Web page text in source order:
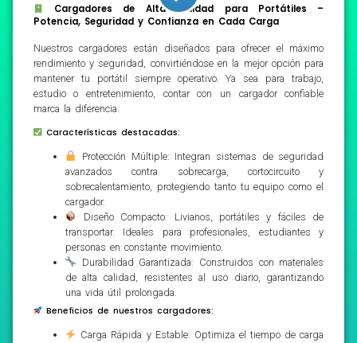
Cargadores de Alta Calidad para Portátiles –
Potencia, Seguridad y Confianza en Cada Carga
Nuestros cargadores están diseñados para ofrecer el máximo
rendimiento y seguridad, convirtiéndose en la mejor opción para
mantener tu portátil siempre operativo. Ya sea para trabajo,
estudio o entretenimiento, contar con un cargador confiable
marca la diferencia.
Características destacadas:
Protección Múltiple: Integran sistemas de seguridad
avanzados contra sobrecarga, cortocircuito y
sobrecalentamiento, protegiendo tanto tu equipo como el
cargador.
Diseño Compacto: Livianos, portátiles y fáciles de
transportar. Ideales para profesionales, estudiantes y
personas en constante movimiento.
Durabilidad Garantizada: Construidos con materiales
de alta calidad, resistentes al uso diario, garantizando
una vida útil prolongada.
Beneficios de nuestros cargadores:
Carga Rápida y Estable: Optimiza el tiempo de carga